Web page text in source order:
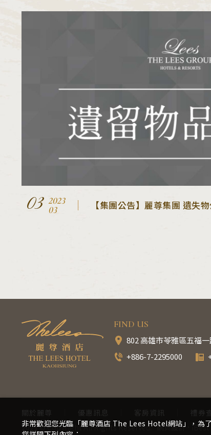
03 2023
03
【集團公告】麗尊集團 遺失
FIND US
802 高雄市苓雅區五福
+886-7-2295000
關於麗尊 優惠訊息 客房資訊 禮券
2021 © Copyright All Rights Reserved. 網頁設計 iBest
非常歡迎您光臨「麗尊酒店 The Lees Hotel網站」，為